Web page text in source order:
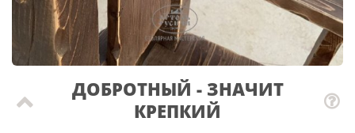
ДОБРОТНЫЙ - ЗНАЧИТ
КРЕПКИЙ